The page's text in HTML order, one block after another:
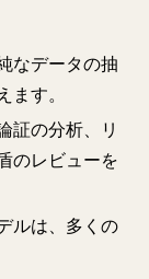
なデータの抽
す。
証の分析、リ
のレビューを
ルは、多くの